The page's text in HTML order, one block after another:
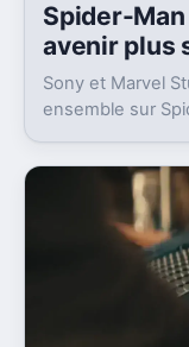
Spider-Man
avenir plus
Sony et Marvel
ensemble sur